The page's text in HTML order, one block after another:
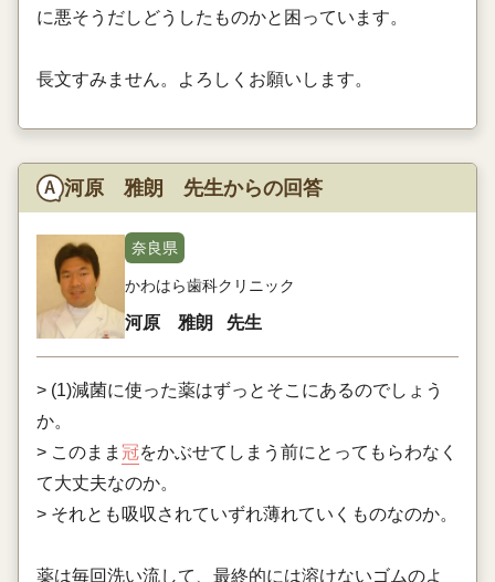
に悪そうだしどうしたものかと困っています。
長文すみません。よろしくお願いします。
河原 雅朗 先生からの回答
奈良県
かわはら歯科クリニック
河原 雅朗 先生
> (1)減菌に使った薬はずっとそこにあるのでしょう
か。
> このまま 冠をかぶせてしまう前にとってもらわなく
て大丈夫なのか。
> それとも吸収されていずれ薄れていくものなのか。
薬は毎回洗い流して、最終的には溶けないゴムのよ